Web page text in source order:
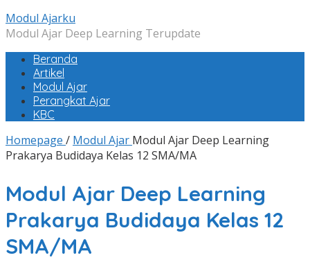
Modul Ajarku
Modul Ajar Deep Learning Terupdate
Beranda
Artikel
Modul Ajar
Perangkat Ajar
KBC
Homepage / Modul Ajar Modul Ajar Deep Learning
Prakarya Budidaya Kelas 12 SMA/MA
Modul Ajar Deep Learning
Prakarya Budidaya Kelas 12
SMA/MA